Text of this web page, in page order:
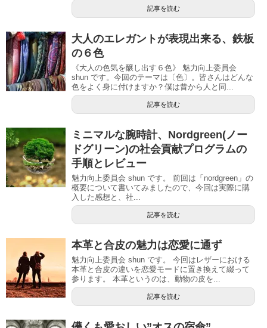
記事を読む
大人のエレガントが表現出来る、鉄板
の６色
《大人の色気を醸し出す６色》 魅力向上委員会
shun です。今回のテーマは〔色〕。皆さんはどんな
色をよく身に付けますか？僕は昔から人と同...
記事を読む
ミニマルな腕時計、Nordgreen(ノー
ドグリーン)の社会貢献プログラムの
手順とレビュー
魅力向上委員会 shun です。 前回は「nordgreen」の
概要について書いてみましたので、今回は実際に購
入した感想と、社...
記事を読む
本革と合皮の魅力は恋愛に通ず
魅力向上委員会 shun です。 今回はレザーにおける
本革と合皮の違いを恋愛モードに置き換えて綴って
参ります。 本革というのは、動物の皮を...
記事を読む